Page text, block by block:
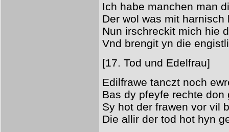
Ich habe manchen man
Der wol was mit harnisch
Nun irschreckit mich hie
Vnd brengit yn die
[17. Tod und Edelfrau]
Edilfrawe tanczt noch
Bas dy pfeyfe rechte don
Sy hot der frawen vor vil
Die allir der tod hot hyn